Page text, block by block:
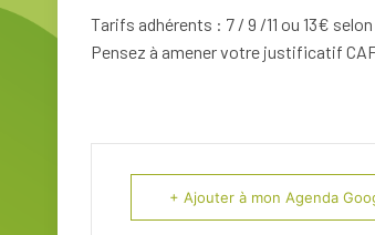
Tarifs adhérents : 7 / 9 /11 ou 13€
Pensez à amener votre justificatif
+ Ajouter à mon Agenda